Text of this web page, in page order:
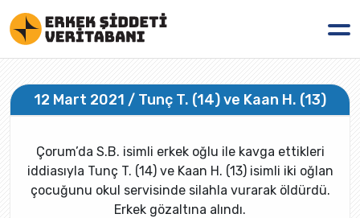
12 Mart 2021 / Tunç T. (14) ve Kaan H. (13)
Çorum’da S.B. isimli erkek oğlu ile kavga ettikleri
iddiasıyla Tunç T. (14) ve Kaan H. (13) isimli iki oğlan
çocuğunu okul servisinde silahla vurarak öldürdü.
Erkek gözaltına alındı.